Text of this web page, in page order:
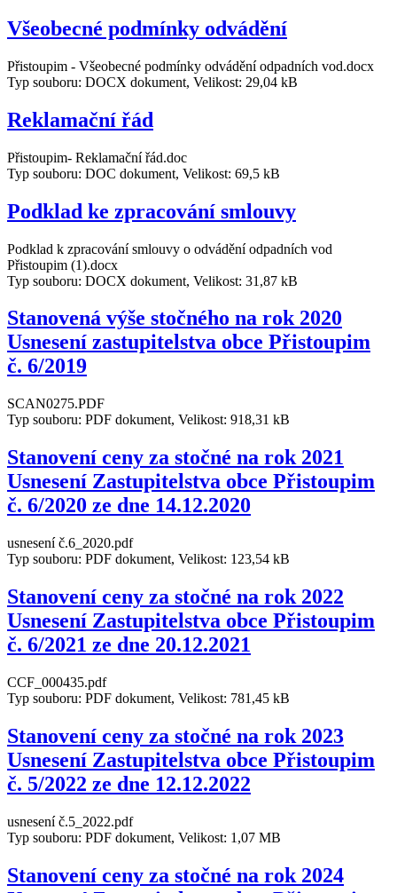
Všeobecné podmínky odvádění
Přistoupim - Všeobecné podmínky odvádění odpadních vod.docx
Typ souboru: DOCX dokument, Velikost: 29,04 kB
Reklamační řád
Přistoupim- Reklamační řád.doc
Typ souboru: DOC dokument, Velikost: 69,5 kB
Podklad ke zpracování smlouvy
Podklad k zpracování smlouvy o odvádění odpadních vod
Přistoupim (1).docx
Typ souboru: DOCX dokument, Velikost: 31,87 kB
Stanovená výše stočného na rok 2020
Usnesení zastupitelstva obce Přistoupim
č. 6/2019
SCAN0275.PDF
Typ souboru: PDF dokument, Velikost: 918,31 kB
Stanovení ceny za stočné na rok 2021
Usnesení Zastupitelstva obce Přistoupim
č. 6/2020 ze dne 14.12.2020
usnesení č.6_2020.pdf
Typ souboru: PDF dokument, Velikost: 123,54 kB
Stanovení ceny za stočné na rok 2022
Usnesení Zastupitelstva obce Přistoupim
č. 6/2021 ze dne 20.12.2021
CCF_000435.pdf
Typ souboru: PDF dokument, Velikost: 781,45 kB
Stanovení ceny za stočné na rok 2023
Usnesení Zastupitelstva obce Přistoupim
č. 5/2022 ze dne 12.12.2022
usnesení č.5_2022.pdf
Typ souboru: PDF dokument, Velikost: 1,07 MB
Stanovení ceny za stočné na rok 2024